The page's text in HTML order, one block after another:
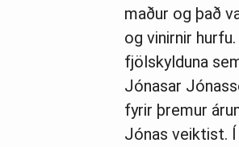
maður og það
og vinirnir
fjölskylduna
Jónasar
fyrir þremur
Jónas veiktist. Í